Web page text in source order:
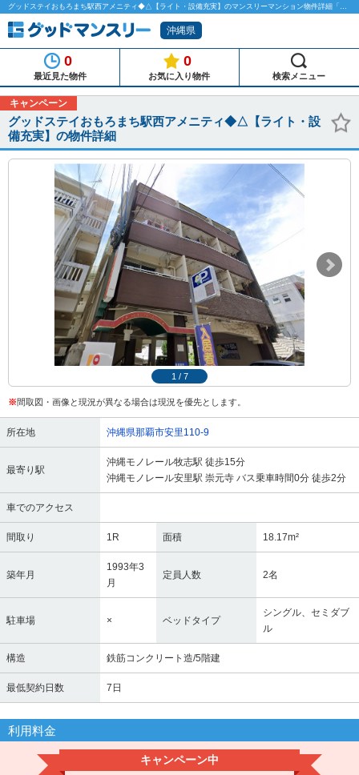
グッドステイおもろまち駅西アメニティ◆△【ライト・設備充実】のマンスリーマンション物件詳細「グッドマンスリー」
沖縄県
0
最近見た物件
0
お気に入り物件 検索メニュー
キャンペーン
グッドステイおもろまち駅西アメニティ◆△【ライト・設
備充実】の物件詳細
1 / 7
※間取図・画像と現況が異なる場合は現況を優先とします。
所在地 沖縄県那覇市安里110-9
最寄り駅
沖縄モノレール牧志駅 徒歩15分
沖縄モノレール安里駅 崇元寺 バス乗車時間0分 徒歩2分
車でのアクセス
間取り 1R 面積 18.17m²
築年月
1993年3
月
定員人数 2名
駐車場 × ベッドタイプ
シングル、セミダブ
ル
構造 鉄筋コンクリート造/5階建
最低契約日数 7日
利用料金
キャンペーン中